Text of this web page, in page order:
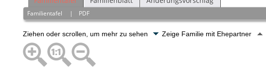
Familientafel | PDF
Ziehen oder scrollen, um mehr zu sehen Zeige Familie mit Ehepartner